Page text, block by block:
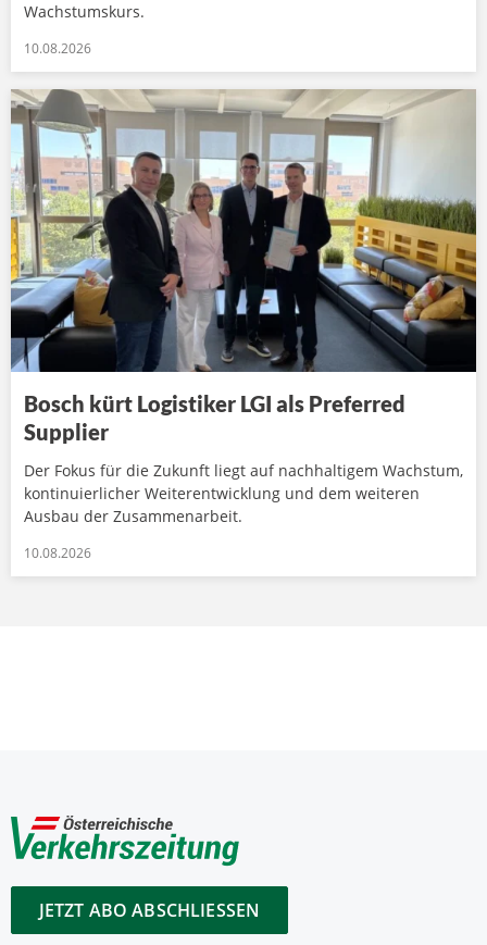
Wachstumskurs.
10.08.2026
Bosch kürt Logistiker LGI als Preferred
Supplier
Der Fokus für die Zukunft liegt auf nachhaltigem Wachstum,
kontinuierlicher Weiterentwicklung und dem weiteren
Ausbau der Zusammenarbeit.
10.08.2026
JETZT ABO ABSCHLIESSEN